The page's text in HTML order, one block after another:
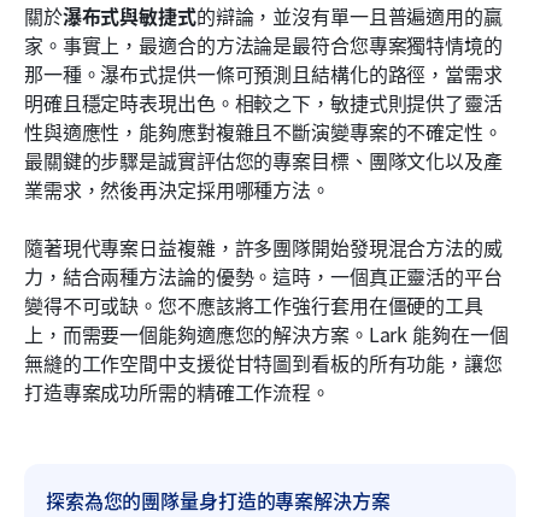
關於瀑布式與敏捷式的辯論，並沒有單一且普遍適用的贏
家。事實上，最適合的方法論是最符合您專案獨特情境的
那一種。瀑布式提供一條可預測且結構化的路徑，當需求
明確且穩定時表現出色。相較之下，敏捷式則提供了靈活
性與適應性，能夠應對複雜且不斷演變專案的不確定性。
最關鍵的步驟是誠實評估您的專案目標、團隊文化以及產
業需求，然後再決定採用哪種方法。
隨著現代專案日益複雜，許多團隊開始發現混合方法的威
力，結合兩種方法論的優勢。這時，一個真正靈活的平台
變得不可或缺。您不應該將工作強行套用在僵硬的工具
上，而需要一個能夠適應您的解決方案。Lark 能夠在一個
無縫的工作空間中支援從甘特圖到看板的所有功能，讓您
打造專案成功所需的精確工作流程。
探索為您的團隊量身打造的專案解決方案